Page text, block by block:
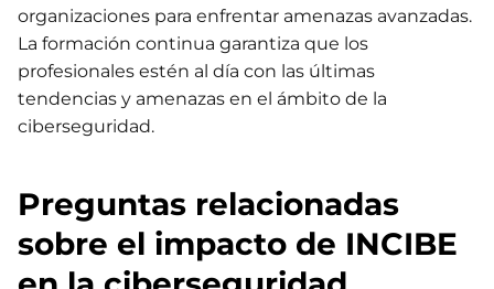
organizaciones para enfrentar amenazas avanzadas.
La formación continua garantiza que los
profesionales estén al día con las últimas
tendencias y amenazas en el ámbito de la
ciberseguridad.
Preguntas relacionadas
sobre el impacto de INCIBE